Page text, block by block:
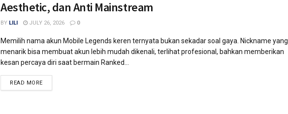
Aesthetic, dan Anti Mainstream
BY LILI JULY 26, 2026 0
Memilih nama akun Mobile Legends keren ternyata bukan sekadar soal gaya. Nickname yang
menarik bisa membuat akun lebih mudah dikenali, terlihat profesional, bahkan memberikan
kesan percaya diri saat bermain Ranked...
READ MORE